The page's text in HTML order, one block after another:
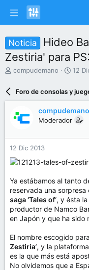
Noticia
Hideo
Zestiria' para
I
a
r
d
e
l
t
e
m
a
compudemano
F
c
h
d
e
n
12
Foro de consolas y
compudemano
Moderador
12 Dic 2013
Ya estábamos al tanto
reservada una
saga ‘Tales of’, y ésta
productor de Namco
en Japón y que ha sido
El nombre escogido
Zestiria’, y la
es la que más está
No olvidemos que a